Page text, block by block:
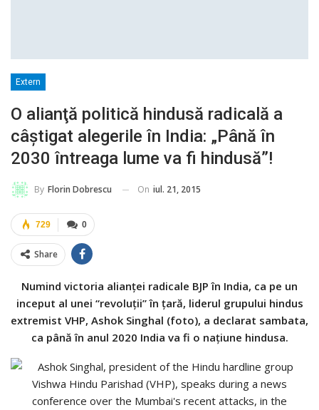
Extern
O alianţă politică hindusă radicală a
câştigat alegerile în India: „Până în
2030 întreaga lume va fi hindusă”!
By Florin Dobrescu On iul. 21, 2015
0
729
Share
Numind victoria alianței radicale BJP în India, ca pe un
inceput al unei “revoluții” în țară, liderul grupului hindus
extremist VHP, Ashok Singhal (foto), a declarat sambata,
ca până în anul 2020 India va fi o națiune hindusa.